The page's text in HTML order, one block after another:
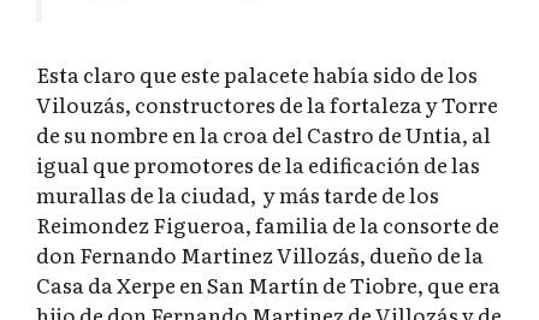
Esta claro que este palacete había sido de los
Vilouzás, constructores de la fortaleza y Torre
de su nombre en la croa del Castro de Untia, al
igual que promotores de la edificación de las
murallas de la ciudad, y más tarde de los
Reimondez Figueroa, familia de la consorte de
don Fernando Martinez Villozás, dueño de la
Casa da Xerpe en San Martín de Tiobre, que era